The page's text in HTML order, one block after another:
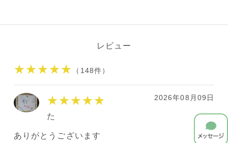
レビュー
★★★★★ （148件）
★★★★★ 2026年08月09日
た
ありがとうございます